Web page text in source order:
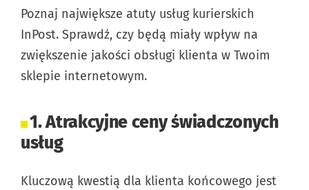
Poznaj największe atuty usług kurierskich
InPost. Sprawdź, czy będą miały wpływ na
zwiększenie jakości obsługi klienta w Twoim
sklepie internetowym.
1. Atrakcyjne ceny świadczonych
usług
Kluczową kwestią dla klienta końcowego jest